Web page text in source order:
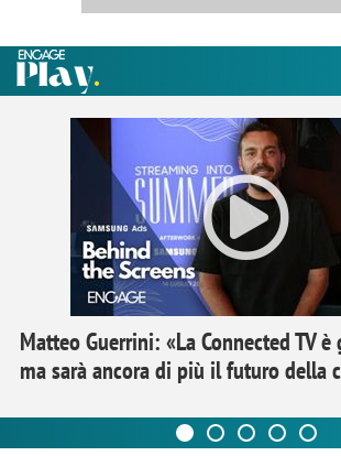
Matteo Guerrini: «La Connected TV
ma sarà ancora di più il futuro della